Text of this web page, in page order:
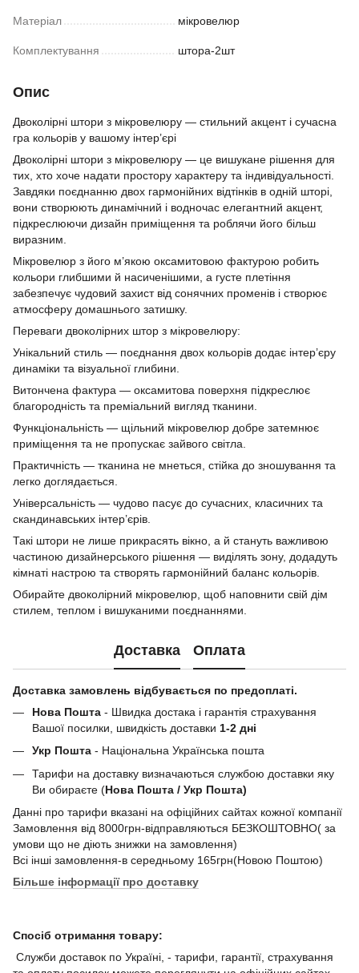
Матеріал мікровелюр
Комплектування штора-2шт
Опис
Двоколірні штори з мікровелюру — стильний акцент і сучасна
гра кольорів у вашому інтер’єрі
Двоколірні штори з мікровелюру — це вишукане рішення для
тих, хто хоче надати простору характеру та індивідуальності.
Завдяки поєднанню двох гармонійних відтінків в одній шторі,
вони створюють динамічний і водночас елегантний акцент,
підкреслюючи дизайн приміщення та роблячи його більш
виразним.
Мікровелюр з його м’якою оксамитовою фактурою робить
кольори глибшими й насиченішими, а густе плетіння
забезпечує чудовий захист від сонячних променів і створює
атмосферу домашнього затишку.
Переваги двоколірних штор з мікровелюру:
Унікальний стиль — поєднання двох кольорів додає інтер’єру
динаміки та візуальної глибини.
Витончена фактура — оксамитова поверхня підкреслює
благородність та преміальний вигляд тканини.
Функціональність — щільний мікровелюр добре затемнює
приміщення та не пропускає зайвого світла.
Практичність — тканина не мнеться, стійка до зношування та
легко доглядається.
Універсальність — чудово пасує до сучасних, класичних та
скандинавських інтер’єрів.
Такі штори не лише прикрасять вікно, а й стануть важливою
частиною дизайнерського рішення — виділять зону, додадуть
кімнаті настрою та створять гармонійний баланс кольорів.
Обирайте двоколірний мікровелюр, щоб наповнити свій дім
стилем, теплом і вишуканими поєднаннями.
Доставка Оплата
Доставка замовлень відбувається по предоплаті.
Нова Пошта - Швидка достака і гарантія страхування
Вашої посилки, швидкість доставки 1-2 дні
Укр Пошта - Національна Українська пошта
Тарифи на доставку визначаються службою доставки яку
Ви обираєте (Нова Пошта / Укр Пошта)
Данні про тарифи вказані на офіційних сайтах кожної компанії
Замовлення від 8000грн-відправляються БЕЗКОШТОВНО( за
умови що не діють знижки на замовлення)
Всі інші замовлення-в середньому 165грн(Новою Поштою)
Більше інформації про доставку
Спосіб отримання товару:
Служби доставок по Україні, - тарифи, гарантії, страхування